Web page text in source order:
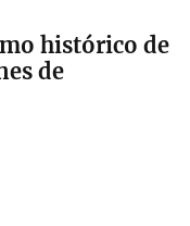
histórico de
de